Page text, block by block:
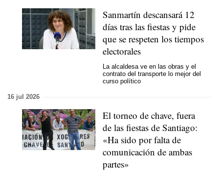
Sanmartín descansará 12
días tras las fiestas y pide
que se respeten los tiempos
electorales
La alcaldesa ve en las obras y el
contrato del transporte lo mejor del
curso político
16 jul 2026
El torneo de chave, fuera
de las fiestas de Santiago:
«Ha sido por falta de
comunicación de ambas
partes»